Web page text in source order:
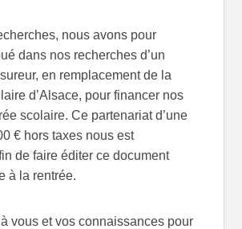
nous avons pour
dans nos recherches d’un
en remplacement de la
d’Alsace, pour financer nos
scolaire. Ce partenariat d’une
€ hors taxes nous est
de faire éditer ce document
à la rentrée.
vous et vos connaissances pour